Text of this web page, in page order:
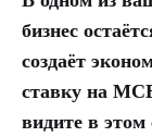
бизнес
создаёт
ставку на
видите в этом